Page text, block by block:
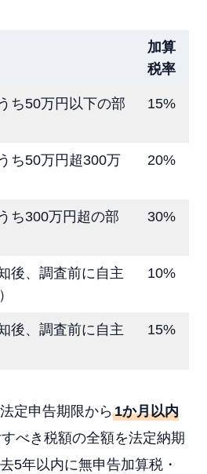
加算
税率
ち50万円以下の部
15%
ち50万円超300万
20%
ち300万円超の部
30%
後、調査前に自主
10%
後、調査前に自主
15%
定申告期限から1か月以内
べき税額の全額を法定納期
5年以内に無申告加算税・